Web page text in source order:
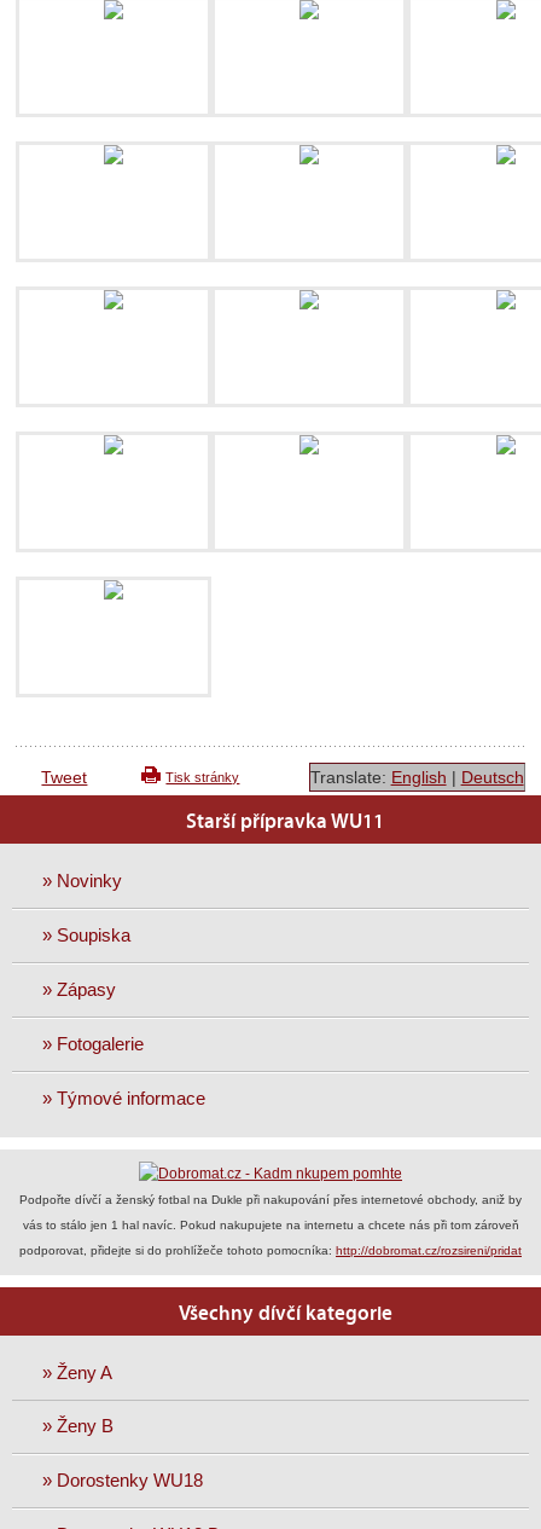
Tweet Tisk stránky Translate: English | Deutsch
Starší přípravka WU11
» Novinky
» Soupiska
» Zápasy
» Fotogalerie
» Týmové informace
Podpořte dívčí a ženský fotbal na Dukle při nakupování přes internetové obchody, aniž by
vás to stálo jen 1 hal navíc. Pokud nakupujete na internetu a chcete nás při tom zároveň
podporovat, přidejte si do prohlížeče tohoto pomocníka: http://dobromat.cz/rozsireni/pridat
Všechny dívčí kategorie
» Ženy A
» Ženy B
» Dorostenky WU18